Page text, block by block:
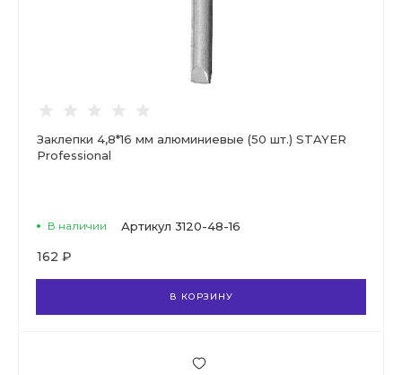
Заклепки 4,8*16 мм алюминиевые (50 шт.) STAYER
Professional
В наличии Артикул 3120-48-16
162 ₽
В КОРЗИНУ